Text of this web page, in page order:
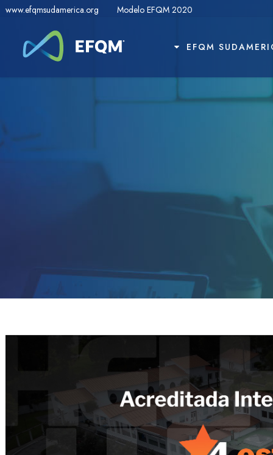
www.efqmsudamerica.org Modelo EFQM 2020
EFQM